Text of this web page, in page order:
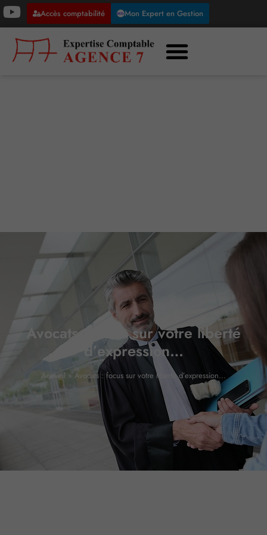
Accès comptabilité Mon Expert en Gestion
Avocats : focus sur votre liberté
d’expression…
Accueil » Avocats : focus sur votre liberté d’expression…